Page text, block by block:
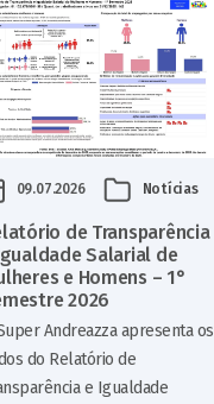
09.07.2026 Notícias
de Transparência
Salarial de
e Homens – 1°
2026
Andreazza apresenta os
do Relatório de
e Igualdade